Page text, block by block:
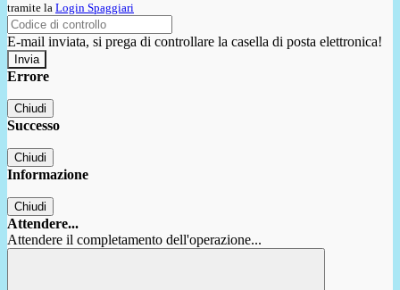
tramite la Login Spaggiari
E-mail inviata, si prega di controllare la casella di posta elettronica!
Errore
Chiudi
Successo
Chiudi
Informazione
Chiudi
Attendere...
Attendere il completamento dell'operazione...